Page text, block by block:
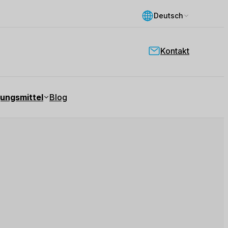
Deutsch
Kontakt
Blog